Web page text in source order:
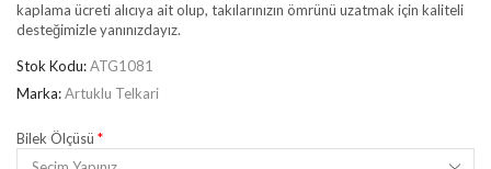
kaplama ücreti alıcıya ait olup, takılarınızın ömrünü uzatmak için kaliteli
desteğimizle yanınızdayız.
Stok Kodu:ATG1081
Marka:Artuklu Telkari
Bilek Ölçüsü *